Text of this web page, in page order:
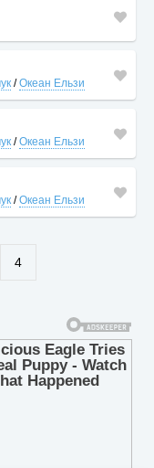
/Океан Ельзи
/Океан Ельзи
/Океан Ельзи
4